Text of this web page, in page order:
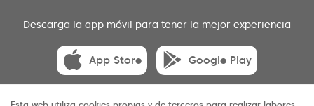
Descarga la app móvil para tener la mejor experiencia
App Store Google Play